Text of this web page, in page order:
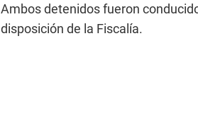
Ambos detenidos fueron
disposición de la Fiscalía.